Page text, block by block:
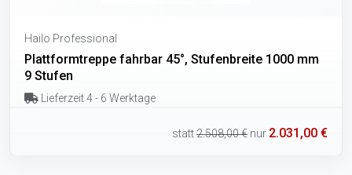
Hailo Professional
Plattformtreppe fahrbar 45°, Stufenbreite 1000 mm
9 Stufen
Lieferzeit 4 - 6 Werktage
statt2.508,00 € nur 2.031,00 €